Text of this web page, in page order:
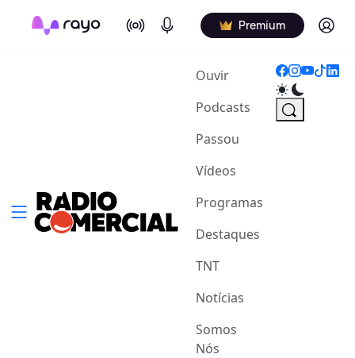
On Air Podcasts Premium Log in
Ouvir(current)
Podcasts
Passou
Vídeos
Programas
Destaques
TNT
Notícias
Somos
Nós